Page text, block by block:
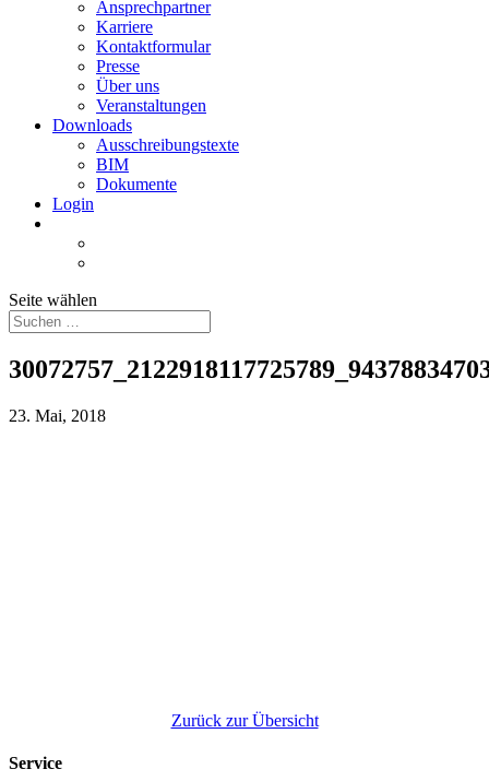
Ansprechpartner
Karriere
Kontaktformular
Presse
Über uns
Veranstaltungen
Downloads
Ausschreibungstexte
BIM
Dokumente
Login
Seite wählen
23. Mai, 2018
Zurück zur Übersicht
Service